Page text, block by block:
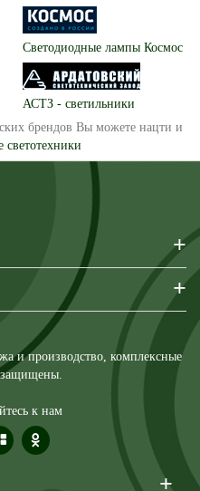
Светодиодные лампы Космос
АСТЗ - светильники
брендов Вы можете нацти и
светотехники
+
+
и производство, комплексные
защищены.
к нам
+